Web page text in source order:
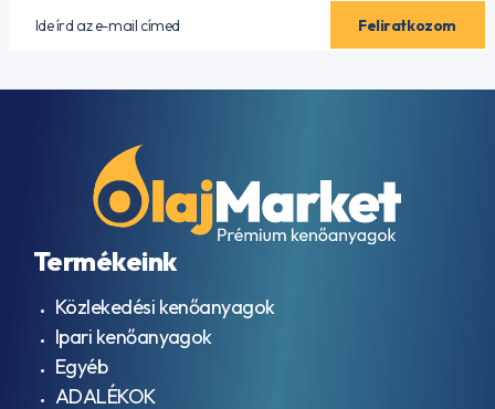
Termékeink
Közlekedési kenőanyagok
Ipari kenőanyagok
Egyéb
ADALÉKOK